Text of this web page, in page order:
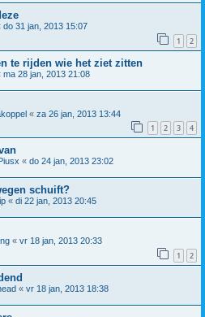
do 31 jan, 2013 15:07
1 2
te rijden wie het ziet zitten
ma 28 jan, 2013 21:08
« za 26 jan, 2013 13:44
1 2 3 4
« do 24 jan, 2013 23:02
schuift?
« di 22 jan, 2013 20:45
« vr 18 jan, 2013 20:33
1 2
« vr 18 jan, 2013 18:38